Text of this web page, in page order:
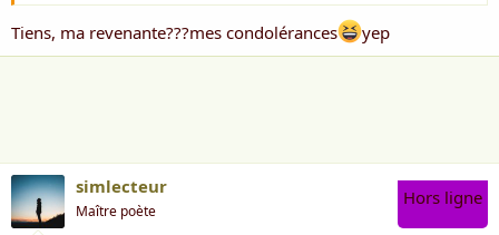
Tiens, ma revenante???mes condolérances yep
simlecteur
Maître poète
Hors ligne